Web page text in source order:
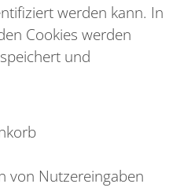
werden kann. In
Cookies werden
und
von Nutzereingaben